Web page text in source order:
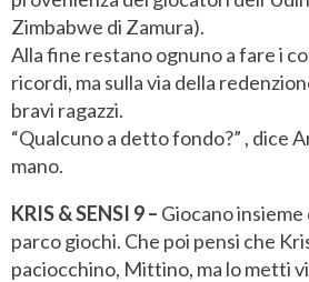
Zimbabwe di Zamura).
Alla fine restano ognuno a fare i
ricordi, ma sulla via della
bravi ragazzi.
“Qualcuno a detto fondo?” , dice
mano.
KRIS & SENSI 9 – Giocano insieme
parco giochi. Che poi pensi che
paciocchino, Mittino, ma lo metti